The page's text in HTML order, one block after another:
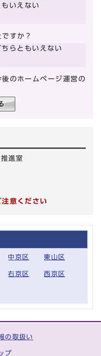
いえない
すか？
ちらともいえない
のホームページ運営の
進室
意ください
中京区 東山区
右京区 西京区
の取扱い
プ